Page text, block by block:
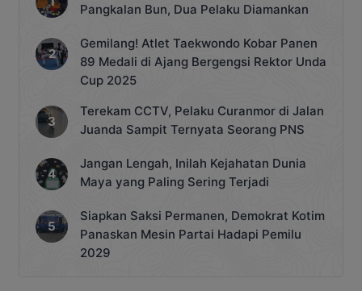
Pangkalan Bun, Dua Pelaku Diamankan
Gemilang! Atlet Taekwondo Kobar Panen
89 Medali di Ajang Bergengsi Rektor Unda
Cup 2025
Terekam CCTV, Pelaku Curanmor di Jalan
Juanda Sampit Ternyata Seorang PNS
Jangan Lengah, Inilah Kejahatan Dunia
Maya yang Paling Sering Terjadi
Siapkan Saksi Permanen, Demokrat Kotim
Panaskan Mesin Partai Hadapi Pemilu
2029